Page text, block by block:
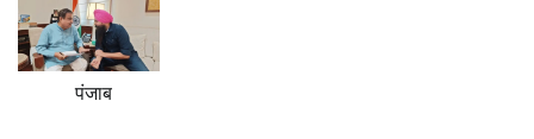
पंजाब